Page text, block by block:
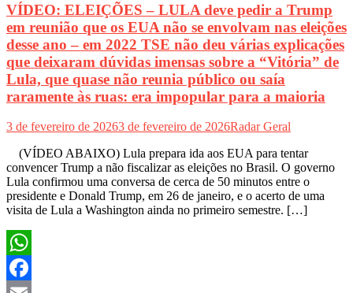
VÍDEO: ELEIÇÕES – LULA deve pedir a Trump
em reunião que os EUA não se envolvam nas eleições
desse ano – em 2022 TSE não deu várias explicações
que deixaram dúvidas imensas sobre a “Vitória” de
Lula, que quase não reunia público ou saía
raramente às ruas: era impopular para a maioria
3 de fevereiro de 20263 de fevereiro de 2026Radar Geral
(VÍDEO ABAIXO) Lula prepara ida aos EUA para tentar
convencer Trump a não fiscalizar as eleições no Brasil. O governo
Lula confirmou uma conversa de cerca de 50 minutos entre o
presidente e Donald Trump, em 26 de janeiro, e o acerto de uma
visita de Lula a Washington ainda no primeiro semestre. […]
WhatsApp